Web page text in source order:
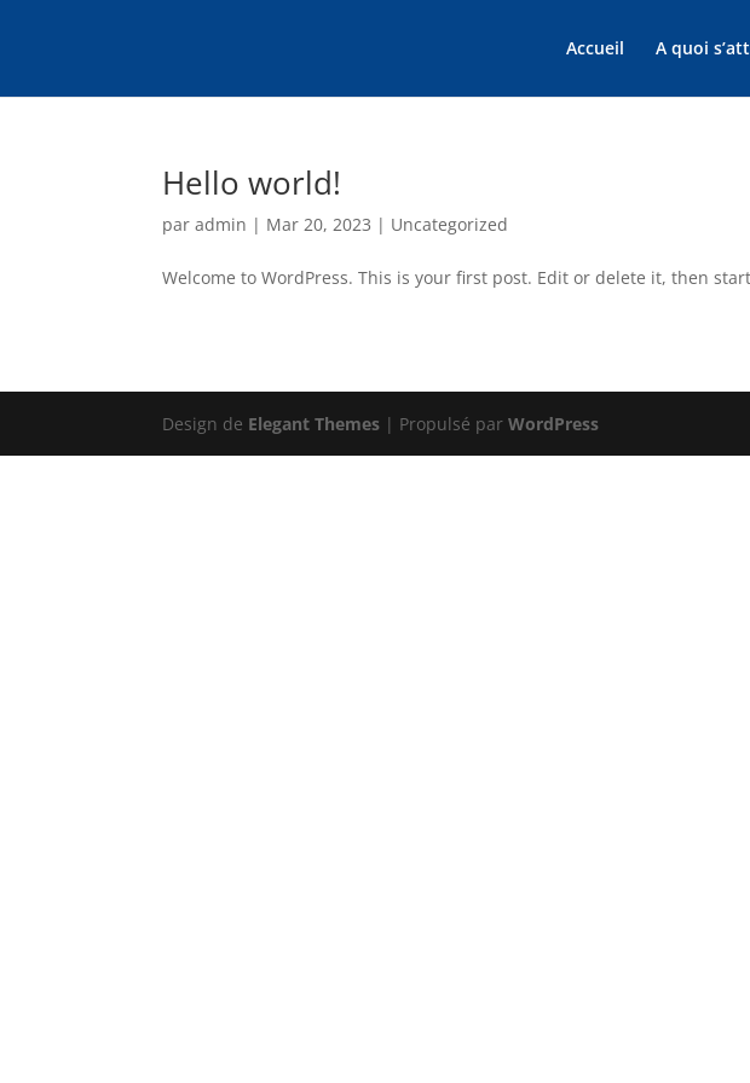
Accueil A quoi
Hello world!
paradmin | Mar 20, 2023 | Uncategorized
Welcome to WordPress. This is your first post. Edit or delete it, then
Design de Elegant Themes | Propulsé parWordPress